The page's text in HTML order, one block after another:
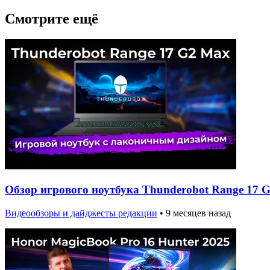
Смотрите ещё
Обзор игрового ноутбука Thunderobot Range 17
Видеообзоры и дайджесты редакции • 9 месяцев назад